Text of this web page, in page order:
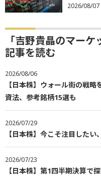
2026/08/07
「吉野貴晶のマー
記事を読む
2026/08/06
【日本株】ウォール街の戦
資法、参考銘柄15選も
2026/07/29
【日本株】今こそ注目した
2026/07/23
【日本株】第1四半期決算で